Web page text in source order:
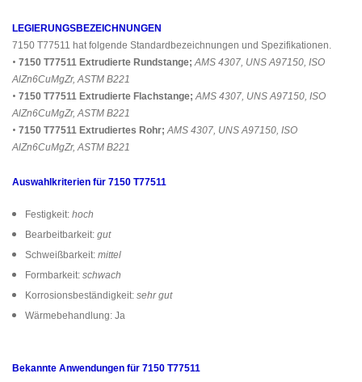
LEGIERUNGSBEZEICHNUNGEN
7150 T77511 hat folgende Standardbezeichnungen und Spezifikationen.
• 7150 T77511 Extrudierte Rundstange; AMS 4307, UNS A97150, ISO
AlZn6CuMgZr, ASTM B221
• 7150 T77511 Extrudierte Flachstange; AMS 4307, UNS A97150, ISO
AlZn6CuMgZr, ASTM B221
• 7150 T77511 Extrudiertes Rohr; AMS 4307, UNS A97150, ISO
AlZn6CuMgZr, ASTM B221
Auswahlkriterien für 7150 T77511
Festigkeit: hoch
Bearbeitbarkeit: gut
Schweißbarkeit: mittel
Formbarkeit: schwach
Korrosionsbeständigkeit: sehr gut
Wärmebehandlung: Ja
Bekannte Anwendungen für 7150 T77511